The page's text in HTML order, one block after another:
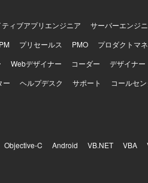
ことができます。 設計から実装、
のコードが、初めてECを開設する
です。 【開発環境】 クラウドサ
など技術ドリブンな開発環境が整備
ティブアプリエンジニア
サーバーエンジ
PM プリセールス PMO
プロダクトマ
Webデザイナー コーダー
デザイナー
ー ヘルプデスク サポート コールセ
Objective-C Android VB.NET VBA